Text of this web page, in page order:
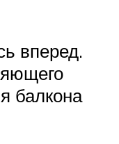
вперед.
балкона